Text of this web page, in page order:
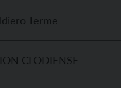
Terme
CLODIENSE